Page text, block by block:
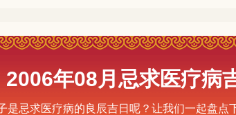
2006年08月忌求医疗病
是忌求医疗病的良辰吉日呢？让我们一起盘点